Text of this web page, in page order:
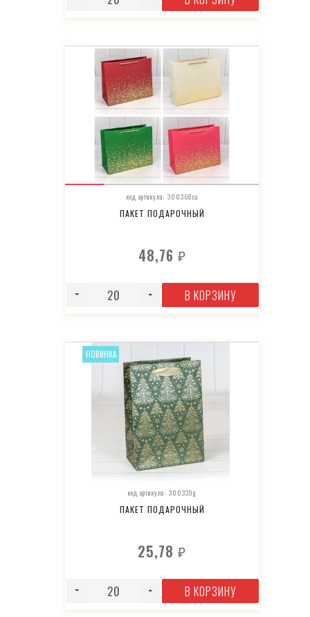
код артикула: 300368ca
ПАКЕТ ПОДАРОЧНЫЙ
48,76 ₽
В КОРЗИНУ
код артикула: 300339g
ПАКЕТ ПОДАРОЧНЫЙ
25,78₽
В КОРЗИНУ
НОВИНКА